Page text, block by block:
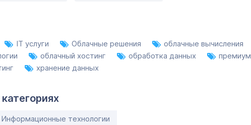
IT услуги Oблачные решения
облачные вычисления
облачный хостинг обработка данных
премиум
хранение данных
технологии